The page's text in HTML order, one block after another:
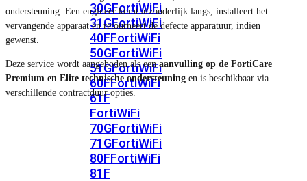
30GFortiWiFi
31GFortiWiFi
40FFortiWiFi
50GFortiWiFi
51GFortiWiFi
60FFortiWiFi
61F
FortiWiFi
70GFortiWiFi
71GFortiWiFi
80FFortiWiFi
81F
ondersteuning. Een engineer komt afzonderlijk langs, installeert het
vervangende apparaat en retourneert de defecte apparatuur, indien
gewenst.
Deze service wordt aangeboden als eenaanvulling op de FortiCare
Premium en Elite technische ondersteuning en is beschikbaar via
verschillende contractduur opties.